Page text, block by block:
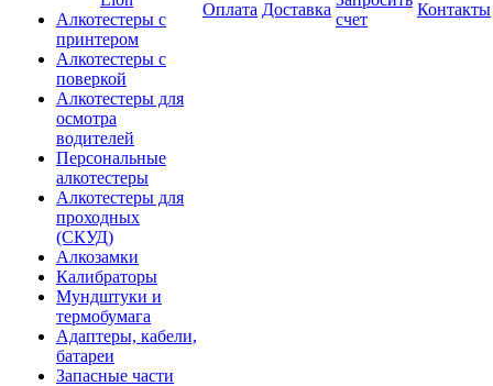
Алкотестеры с
принтером
Алкотестеры с
поверкой
Алкотестеры для
осмотра
водителей
Персональные
алкотестеры
Алкотестеры для
проходных
(СКУД)
Алкозамки
Калибраторы
Мундштуки и
термобумага
Адаптеры, кабели,
батареи
Запасные части
Оплата Доставка
счет
Контакты